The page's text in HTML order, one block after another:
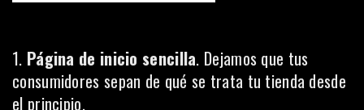
1. Página de inicio sencilla. Dejamos que tus
consumidores sepan de qué se trata tu tienda desde
el principio.